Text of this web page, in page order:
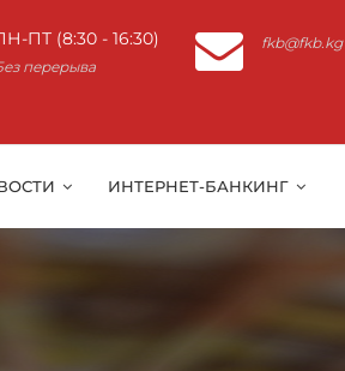
ПТ (8:30 - 16:30)
перерыва
fkb@fkb.kg
ИНТЕРНЕТ-БАНКИНГ